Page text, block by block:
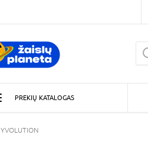
PREKIŲ KATALOGAS
YVOLUTION